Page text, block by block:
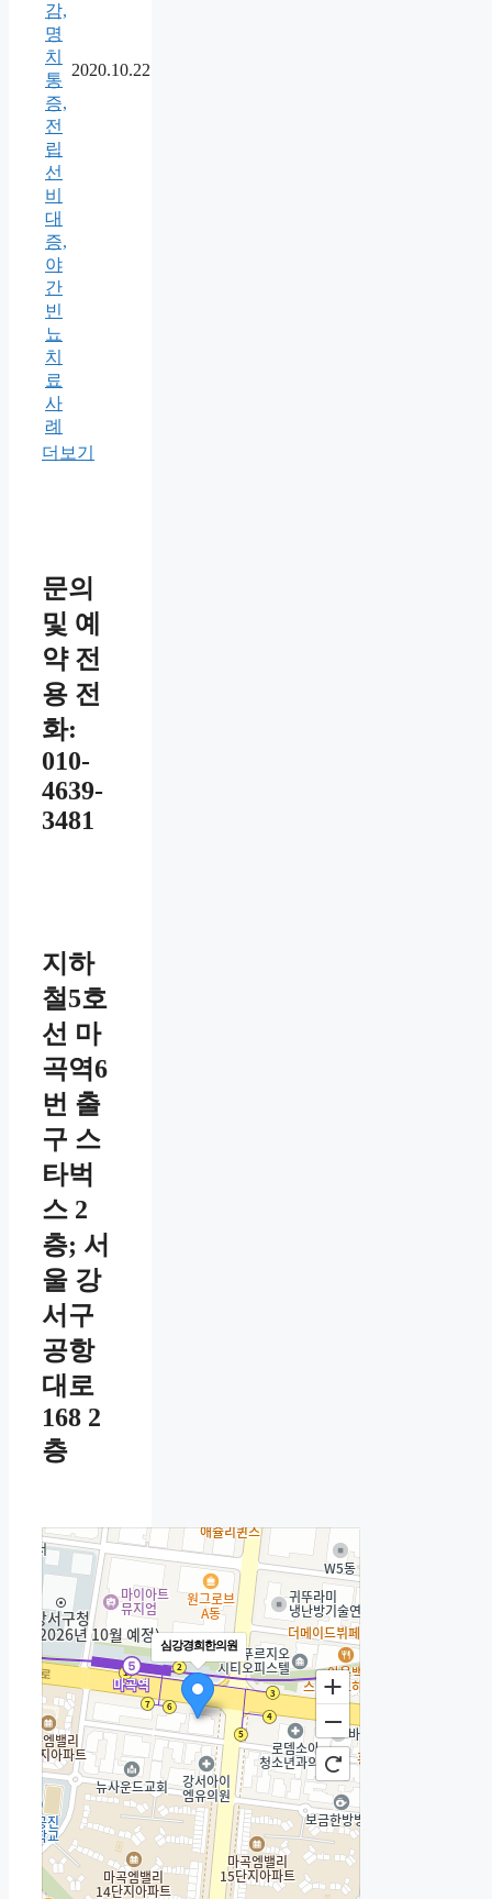
감,
명
치
통
증,
전
립
선
비
대
증,
야
간
빈
뇨
치
료
사
례
2020.10.22
더보기
문의
및 예
약 전
용 전
화:
010-
4639-
3481
지하
철5호
선 마
곡역6
번 출
구 스
타벅
스 2
층; 서
울 강
서구
공항
대로
168 2
층
심강경희한의원